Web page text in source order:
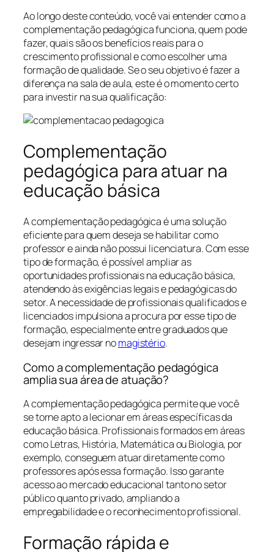
Ao longo deste conteúdo, você vai entender como a
complementação pedagógica funciona, quem pode
fazer, quais são os benefícios reais para o
crescimento profissional e como escolher uma
formação de qualidade. Se o seu objetivo é fazer a
diferença na sala de aula, este é o momento certo
para investir na sua qualificação:
Complementação
pedagógica para atuar na
educação básica
A complementação pedagógica é uma solução
eficiente para quem deseja se habilitar como
professor e ainda não possui licenciatura. Com esse
tipo de formação, é possível ampliar as
oportunidades profissionais na educação básica,
atendendo às exigências legais e pedagógicas do
setor. A necessidade de profissionais qualificados e
licenciados impulsiona a procura por esse tipo de
formação, especialmente entre graduados que
desejam ingressar nomagistério.
Como a complementação pedagógica
amplia sua área de atuação?
A complementação pedagógica permite que você
se torne apto a lecionar em áreas específicas da
educação básica. Profissionais formados em áreas
como Letras, História, Matemática ou Biologia, por
exemplo, conseguem atuar diretamente como
professores após essa formação. Isso garante
acesso ao mercado educacional tanto no setor
público quanto privado, ampliando a
empregabilidade e o reconhecimento profissional.
Formação rápida e